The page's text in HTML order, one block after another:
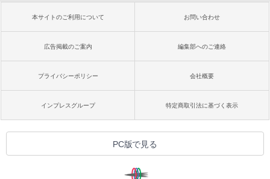
本サイトのご利用について お問い合わせ
広告掲載のご案内 編集部へのご連絡
プライバシーポリシー 会社概要
インプレスグループ 特定商取引法に基づく表示
PC版で見る